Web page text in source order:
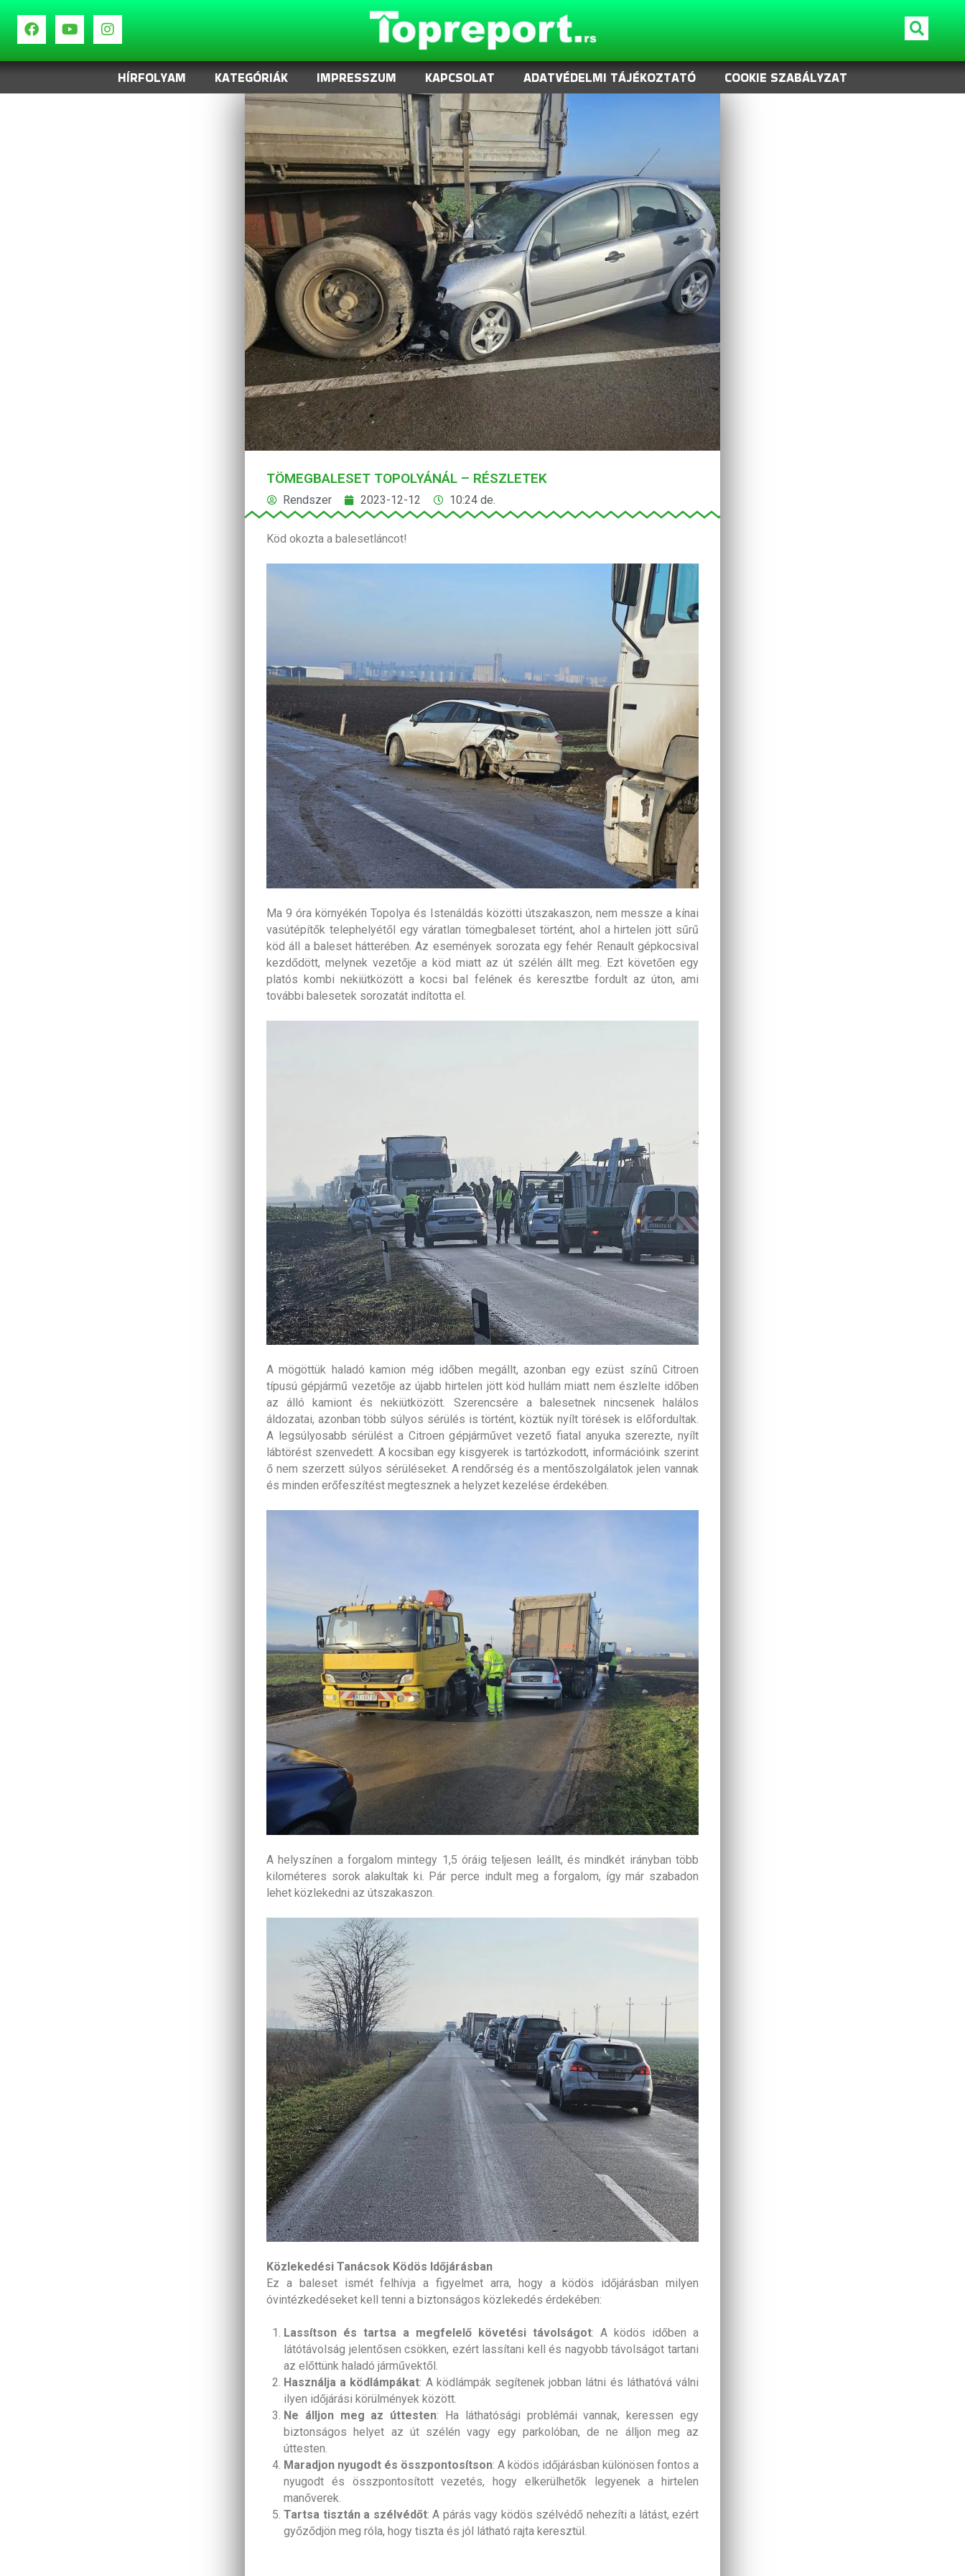
HÍRFOLYAM KATEGÓRIÁK IMPRESSZUM KAPCSOLAT ADATVÉDELMI TÁJÉKOZTATÓ COOKIE SZABÁLYZAT
TÖMEGBALESET TOPOLYÁNÁL – RÉSZLETEK
Rendszer 2023-12-12 10:24 de.
Köd okozta a balesetláncot!
Ma 9 óra környékén Topolya és Istenáldás közötti útszakaszon, nem messze a kínai
vasútépítők telephelyétől egy váratlan tömegbaleset történt, ahol a hirtelen jött sűrű
köd áll a baleset hátterében. Az események sorozata egy fehér Renault gépkocsival
kezdődött, melynek vezetője a köd miatt az út szélén állt meg. Ezt követően egy
platós kombi nekiütközött a kocsi bal felének és keresztbe fordult az úton, ami
további balesetek sorozatát indította el.
A mögöttük haladó kamion még időben megállt, azonban egy ezüst színű Citroen
típusú gépjármű vezetője az újabb hirtelen jött köd hullám miatt nem észlelte időben
az álló kamiont és nekiütközött. Szerencsére a balesetnek nincsenek halálos
áldozatai, azonban több súlyos sérülés is történt, köztük nyílt törések is előfordultak.
A legsúlyosabb sérülést a Citroen gépjárművet vezető fiatal anyuka szerezte, nyílt
lábtörést szenvedett. A kocsiban egy kisgyerek is tartózkodott, információink szerint
ő nem szerzett súlyos sérüléseket. A rendőrség és a mentőszolgálatok jelen vannak
és minden erőfeszítést megtesznek a helyzet kezelése érdekében.
A helyszínen a forgalom mintegy 1,5 óráig teljesen leállt, és mindkét irányban több
kilométeres sorok alakultak ki. Pár perce indult meg a forgalom, így már szabadon
lehet közlekedni az útszakaszon.
Közlekedési Tanácsok Ködös Időjárásban
Ez a baleset ismét felhívja a figyelmet arra, hogy a ködös időjárásban milyen
óvintézkedéseket kell tenni a biztonságos közlekedés érdekében:
Lassítson és tartsa a megfelelő követési távolságot: A ködös időben a
látótávolság jelentősen csökken, ezért lassítani kell és nagyobb távolságot tartani
az előttünk haladó járművektől.
Használja a ködlámpákat: A ködlámpák segítenek jobban látni és láthatóvá válni
ilyen időjárási körülmények között.
Ne álljon meg az úttesten: Ha láthatósági problémái vannak, keressen egy
biztonságos helyet az út szélén vagy egy parkolóban, de ne álljon meg az
úttesten.
Maradjon nyugodt és összpontosítson: A ködös időjárásban különösen fontos a
nyugodt és összpontosított vezetés, hogy elkerülhetők legyenek a hirtelen
manőverek.
Tartsa tisztán a szélvédőt: A párás vagy ködös szélvédő nehezíti a látást, ezért
győződjön meg róla, hogy tiszta és jól látható rajta keresztül.